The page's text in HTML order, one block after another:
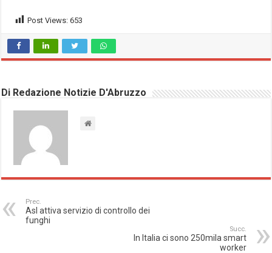
Post Views: 653
Di Redazione Notizie D'Abruzzo
Prec.
Asl attiva servizio di controllo dei
funghi
Succ.
In Italia ci sono 250mila smart
worker